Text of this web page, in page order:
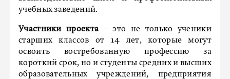
учебных заведений.
Участники проекта – это не только ученики
старших классов от 14 лет, которые могут
освоить востребованную профессию за
короткий срок, но и студенты средних и высших
образовательных учреждений, предприятия